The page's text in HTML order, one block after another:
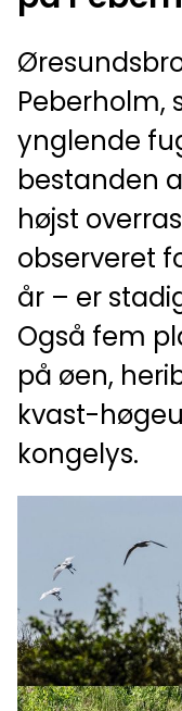
Peberholm,
ynglende
bestanden
højst
observeret
år – er
Også fem
på øen,
kvast-
kongelys.